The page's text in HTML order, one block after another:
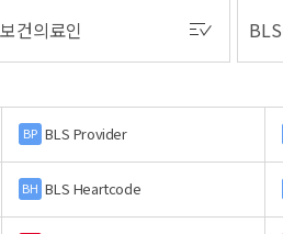
BP BLS Provider
BH BLS Heartcode